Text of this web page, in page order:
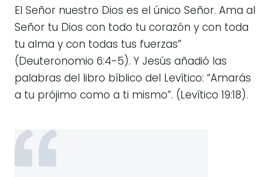
El Señor nuestro Dios es el único Señor. Ama al
Señor tu Dios con todo tu corazón y con toda
tu alma y con todas tus fuerzas”
(Deuteronomio 6:4-5). Y Jesús añadió las
palabras del libro bíblico del Levítico: “Amarás
a tu prójimo como a ti mismo”. (Levítico 19:18).